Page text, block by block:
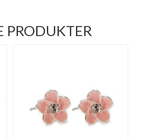
PRODUKTER